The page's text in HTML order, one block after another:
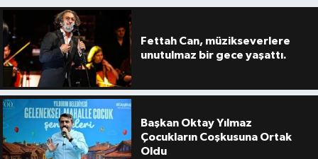
Fettah Can, müzikseverlere
unutulmaz bir gece yaşattı.
Başkan Oktay Yılmaz
Çocukların Coşkusuna Ortak
Oldu